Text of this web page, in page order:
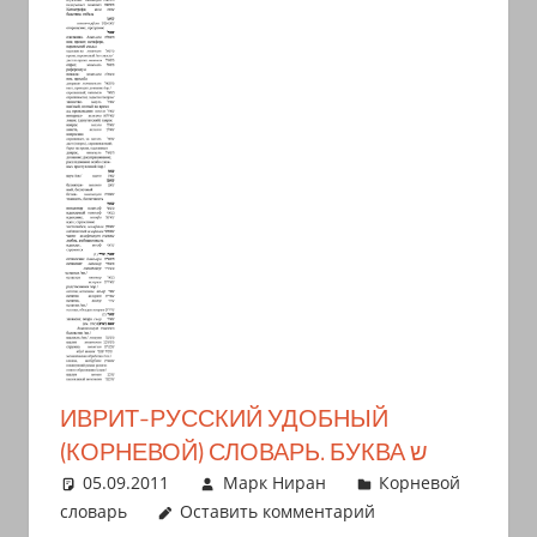
иврите
арамейском.
Поговорки
пословицы
транскрипцией
арабском,
иврите
Кулинарные
рецепты
новости
ИВРИТ-РУССКИЙ УДОБНЫЙ
(КОРНЕВОЙ) СЛОВАРЬ. БУКВА ש
05.09.2011 Марк Ниран
Корневой
словарь
Оставить комментарий